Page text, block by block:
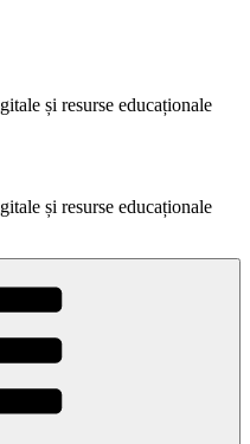
și resurse educaționale
și resurse educaționale